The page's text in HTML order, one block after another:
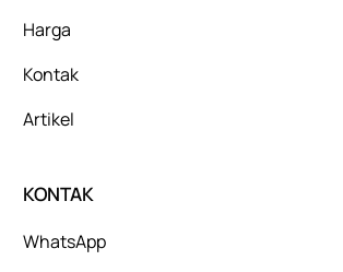
Harga
Kontak
Artikel
KONTAK
WhatsApp